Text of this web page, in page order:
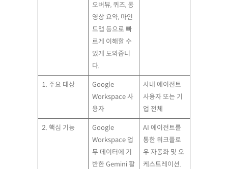
오버뷰, 퀴즈, 동
영상 요약, 마인
드맵 등으로 빠
르게 이해할 수
있게 도와줍니
다.
1. 주요 대상
Google
Workspace 사
용자
사내 에이전트
사용자 또는 기
업 전체
2. 핵심 기능
Google
Workspace 업
무 데이터에 기
반한 Gemini 활
AI 에이전트를
통한 워크플로
우 자동화 및 오
케스트레이션.